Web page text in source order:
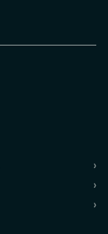
›
›
›